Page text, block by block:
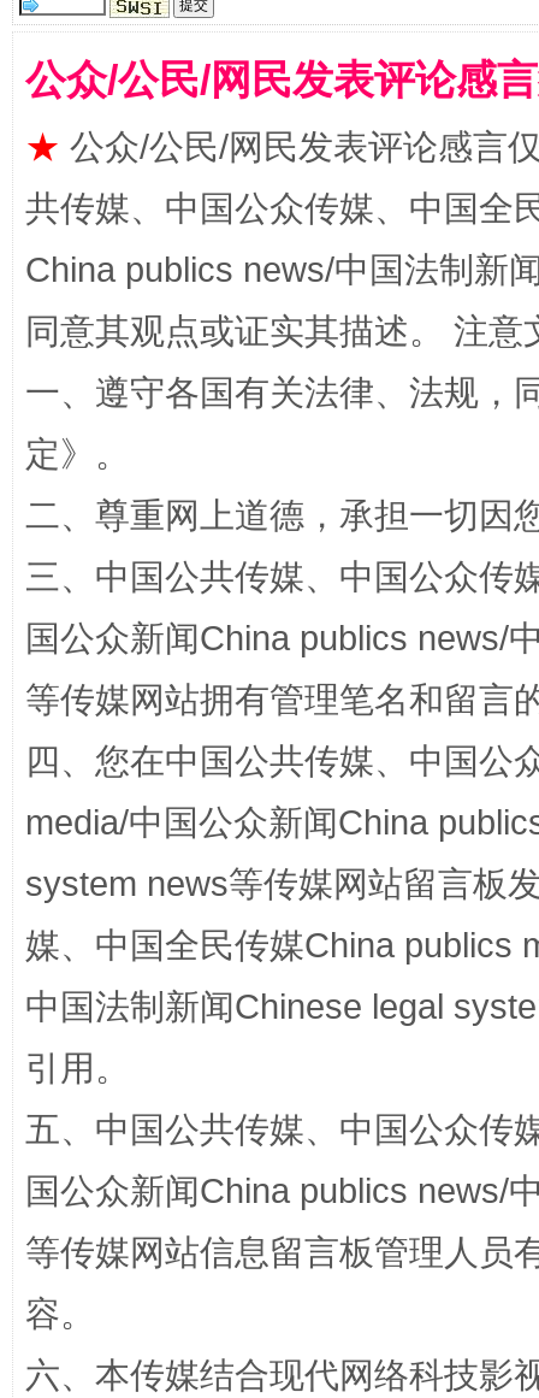
揭批美国五大"原罪" "炒
解纷+调解+退费，一次搞定
站台名比不上好声名
漫山遍野的桃花与雪山、麦地、白藏房 除
招工难、用工荒背后
公众/公民/网民发表评论感
★ 公众/公民/网民发表评论感言
共传媒、中国公众传媒、中国全
China publics news/中国法制新
同意其观点或证实其描述。 注
一、遵守各国有关法律、法规，
定》。
二、尊重网上道德，承担一切因
三、中国公共传媒、中国公众传
国公众新闻China publics news/
等传媒网站拥有管理笔名和留言
四、您在中国公共传媒、中国公
media/中国公众新闻China
system news等传媒网站留言板
媒、中国全民传媒China publics
中国法制新闻Chinese legal
引用。
五、中国公共传媒、中国公众传
国公众新闻China publics news/
等传媒网站信息留言板管理人员
容。
六、本传媒结合现代网络科技影